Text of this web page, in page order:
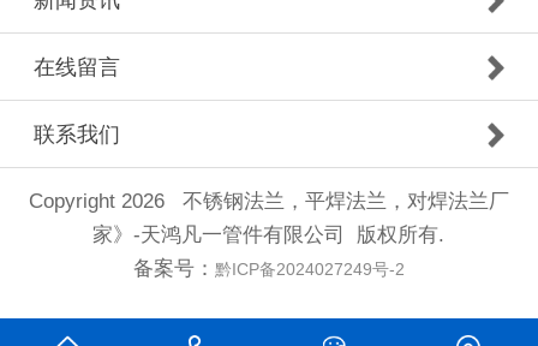
在线留言
联系我们
Copyright 2026 不锈钢法兰，平焊法兰，对焊法兰厂
家》-天鸿凡一管件有限公司 版权所有.
备案号： 黔ICP备2024027249号-2